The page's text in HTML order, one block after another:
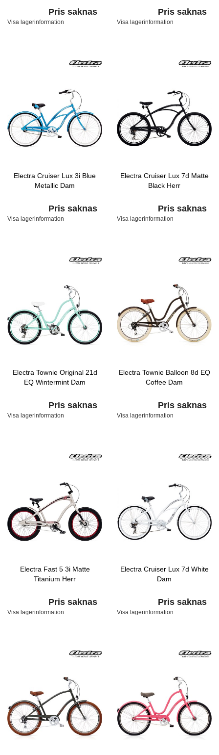
Pris saknas
Visa lagerinformation
Pris saknas
Visa lagerinformation
Electra Cruiser Lux 3i Blue
Metallic Dam
Pris saknas
Visa lagerinformation
Electra Cruiser Lux 7d Matte
Black Herr
Pris saknas
Visa lagerinformation
Electra Townie Original 21d
EQ Wintermint Dam
Pris saknas
Visa lagerinformation
Electra Townie Balloon 8d EQ
Coffee Dam
Pris saknas
Visa lagerinformation
Electra Fast 5 3i Matte
Titanium Herr
Pris saknas
Visa lagerinformation
Electra Cruiser Lux 7d White
Dam
Pris saknas
Visa lagerinformation